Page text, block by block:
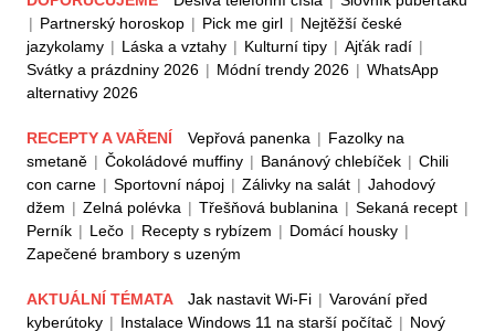
| Partnerský horoskop | Pick me girl | Nejtěžší české
jazykolamy | Láska a vztahy | Kulturní tipy | Ajťák radí |
Svátky a prázdniny 2026 | Módní trendy 2026 | WhatsApp
alternativy 2026
RECEPTY A VAŘENÍ Vepřová panenka | Fazolky na
smetaně | Čokoládové muffiny | Banánový chlebíček | Chili
con carne | Sportovní nápoj | Zálivky na salát | Jahodový
džem | Zelná polévka | Třešňová bublanina | Sekaná recept |
Perník | Lečo | Recepty s rybízem | Domácí housky |
Zapečené brambory s uzeným
AKTUÁLNÍ TÉMATA Jak nastavit Wi-Fi | Varování před
kyberútoky | Instalace Windows 11 na starší počítač | Nový